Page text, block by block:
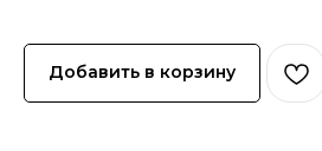
Добавить в корзину